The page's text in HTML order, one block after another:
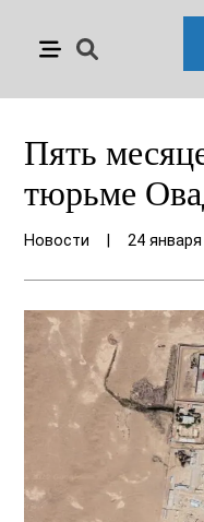
Пять
тюрьме
Новости 24